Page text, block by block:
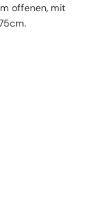
offenen, mit